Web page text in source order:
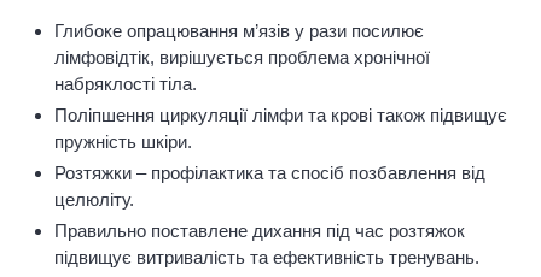
Глибоке опрацювання м’язів у рази посилює
лімфовідтік, вирішується проблема хронічної
набряклості тіла.
Поліпшення циркуляції лімфи та крові також підвищує
пружність шкіри.
Розтяжки – профілактика та спосіб позбавлення від
целюліту.
Правильно поставлене дихання під час розтяжок
підвищує витривалість та ефективність тренувань.